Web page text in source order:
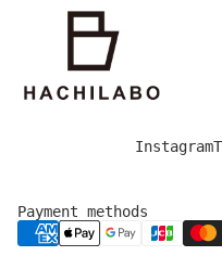
Instagram
Payment methods
Privacy policy